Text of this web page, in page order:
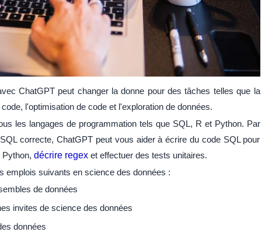
ChatGPT peut changer la donne pour des tâches telles que la
l'optimisation de code et l'exploration de données.
les langages de programmation tels que SQL, R et Python. Par
correcte, ChatGPT peut vous aider à écrire du code SQL pour
décrire regexet effectuer des tests unitaires.
emplois suivants en science des données :
de données
invites de science des données
données